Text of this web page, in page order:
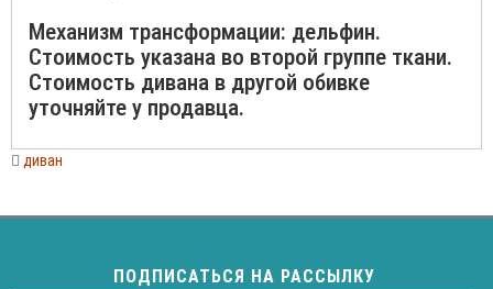
Механизм трансформации: дельфин.
Стоимость указана во второй группе ткани.
Стоимость дивана в другой обивке
уточняйте у продавца.
диван
ПОДПИСАТЬСЯ НА РАССЫЛКУ